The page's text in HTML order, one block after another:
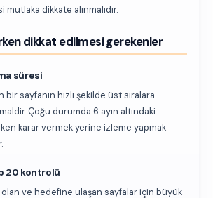
dikkate alınmalıdır.
dikkat edilmesi gerekenler
süresi
bir sayfanın hızlı şekilde üst sıralara
Çoğu durumda 6 ayın altındaki
karar vermek yerine izleme yapmak
20 kontrolü
ve hedefine ulaşan sayfalar için büyük